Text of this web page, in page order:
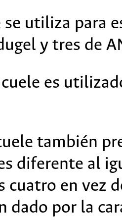
se utiliza para
y tres de
es
también
diferente al
cuatro en vez
dado por la